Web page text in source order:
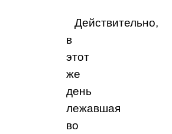
Действительно,
в
этот
же
день
лежавшая
во